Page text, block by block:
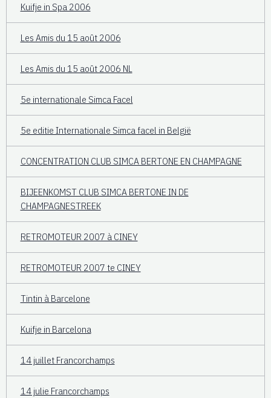
Kuifje in Spa 2006
Les Amis du 15 août 2006
Les Amis du 15 août 2006 NL
5e internationale Simca Facel
5e editie Internationale Simca facel in België
CONCENTRATION CLUB SIMCA BERTONE EN CHAMPAGNE
BIJEENKOMST CLUB SIMCA BERTONE IN DE
CHAMPAGNESTREEK
RETROMOTEUR 2007 à CINEY
RETROMOTEUR 2007 te CINEY
Tintin à Barcelone
Kuifje in Barcelona
14 juillet Francorchamps
14 julie Francorchamps